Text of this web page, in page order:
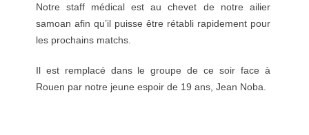
Notre staff médical est au chevet de notre ailier
samoan afin qu’il puisse être rétabli rapidement pour
les prochains matchs.
Il est remplacé dans le groupe de ce soir face à
Rouen par notre jeune espoir de 19 ans, Jean Noba.